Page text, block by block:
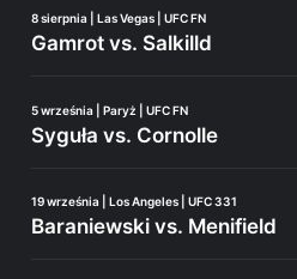
8 sierpnia | Las Vegas | UFC FN
Gamrot vs. Salkilld
5 września | Paryż | UFC FN
Syguła vs. Cornolle
19 września | Los Angeles | UFC 331
Baraniewski vs. Menifield